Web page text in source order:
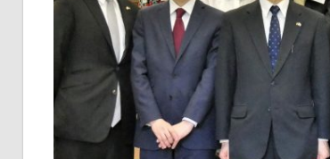
|
Freundeskreis